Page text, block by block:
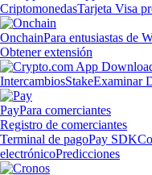
CriptomonedasTarjeta Visa
OnchainPara entusiastas de
Obtener extensión
IntercambiosStakeExaminar
PayPara comerciantes
Registro de comerciantes
Terminal de pagoPay SDK
electrónicoPredicciones